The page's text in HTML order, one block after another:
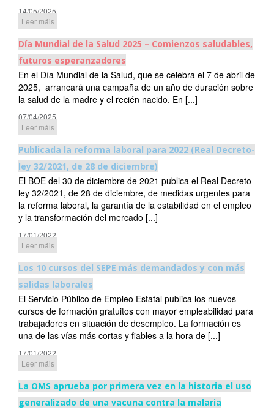
14/05/2025
Leer máis
Día Mundial de la Salud 2025 – Comienzos saludables,
futuros esperanzadores
En el Día Mundial de la Salud, que se celebra el 7 de abril de
2025, arrancará una campaña de un año de duración sobre
la salud de la madre y el recién nacido. En [...]
07/04/2025
Leer máis
Publicada la reforma laboral para 2022 (Real Decreto-
ley 32/2021, de 28 de diciembre)
El BOE del 30 de diciembre de 2021 publica el Real Decreto-
ley 32/2021, de 28 de diciembre, de medidas urgentes para
la reforma laboral, la garantía de la estabilidad en el empleo
y la transformación del mercado [...]
17/01/2022
Leer máis
Los 10 cursos del SEPE más demandados y con más
salidas laborales
El Servicio Público de Empleo Estatal publica los nuevos
cursos de formación gratuitos con mayor empleabilidad para
trabajadores en situación de desempleo. La formación es
una de las vías más cortas y fiables a la hora de [...]
17/01/2022
Leer máis
La OMS aprueba por primera vez en la historia el uso
generalizado de una vacuna contra la malaria